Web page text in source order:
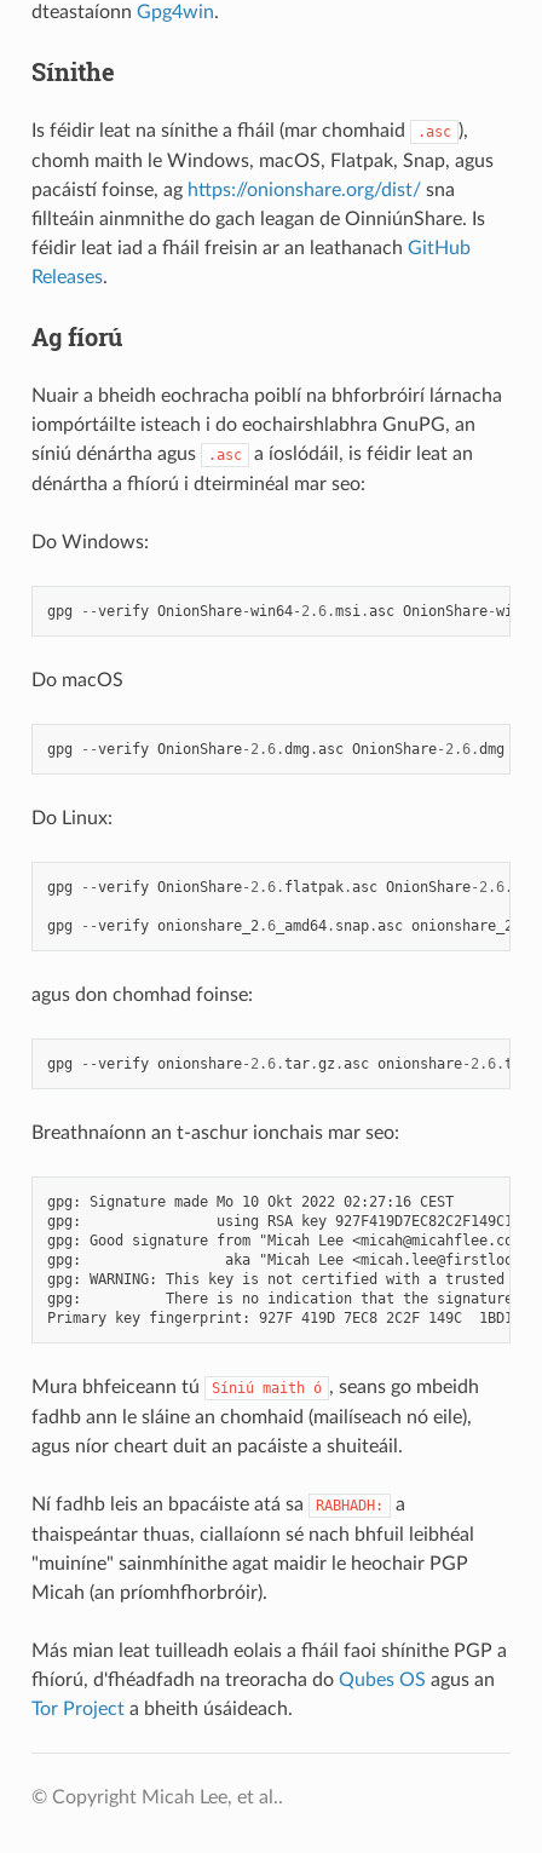
dteastaíonn Gpg4win.
Sínithe
Is féidir leat na sínithe a fháil (mar chomhaid .asc ),
chomh maith le Windows, macOS, Flatpak, Snap, agus
pacáistí foinse, ag https://onionshare.org/dist/sna
fillteáin ainmnithe do gach leagan de OinniúnShare. Is
féidir leat iad a fháil freisin ar an leathanach GitHub
Releases.
Ag fíorú
Nuair a bheidh eochracha poiblí na bhforbróirí lárnacha
iompórtáilte isteach i do eochairshlabhra GnuPG, an
síniú dénártha agus
.asc
a íoslódáil, is féidir leat an
dénártha a fhíorú i dteirminéal mar seo:
Do Windows:
gpg --verify OnionShare-win64- 2.6.msi.asc OnionShare-win64
Do macOS
gpg --verify OnionShare- 2.6.dmg .asc OnionShare- 2.6.dmg
Do Linux:
gpg --verify OnionShare- 2.6. flatpak.asc OnionShare- 2.6.
gpg --verify onionshare_2.6_amd64. snap.asc onionshare_2
agus don chomhad foinse:
gpg --verify onionshare- 2.6.tar.gz .asc onionshare- 2.6.tar
Breathnaíonn an t-aschur ionchais mar seo:
gpg: Signature made Mo 10 Okt 2022 02:27:16 CEST
gpg:                using RSA key
gpg: Good signature from "Micah Lee
gpg:                 aka "Micah Lee
gpg: WARNING: This key is not certified with a trusted
gpg:          There is no indication that the signature
Mura bhfeiceann tú Síniú maith ó , seans go mbeidh
fadhb ann le sláine an chomhaid (mailíseach nó eile),
agus níor cheart duit an pacáiste a shuiteáil.
Ní fadhb leis an bpacáiste atá sa RABHADH:
a
thaispeántar thuas, ciallaíonn sé nach bhfuil leibhéal
"muiníne" sainmhínithe agat maidir le heochair PGP
Micah (an príomhfhorbróir).
Más mian leat tuilleadh eolais a fháil faoi shínithe PGP a
fhíorú, d'fhéadfadh na treoracha do Qubes OS agus an
Tor Projecta bheith úsáideach.
© Copyright Micah Lee, et al..